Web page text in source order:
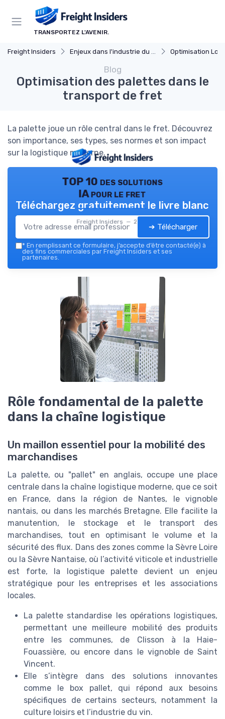
TRANSPORTEZ L'AVENIR.
Freight Insiders Enjeux dans l'industrie du fret Optimisation
Blog
Optimisation des palettes dans le
transport de fret
La palette joue un rôle central dans le fret. Découvrez
son importance, ses types, ses normes et son impact
sur la logistique moderne.
TOP 10 des solutions
IA pour le fret
Freight Insiders — 2026
Téléchargez gratuitement le livre blanc
➔ Télécharger
* En remplissant ce formulaire, j’accepte d’être contacté(e) à
des fins commerciales par Freight Insiders et ses
partenaires.
Rôle fondamental de la palette
dans la chaîne logistique
Un maillon essentiel pour la mobilité des
marchandises
La palette, ou "pallet" en anglais, occupe une place
centrale dans la chaîne logistique moderne, que ce soit
en France, dans la région de Nantes, le vignoble
nantais, ou dans les marchés Bretagne. Elle facilite la
manutention, le stockage et le transport des
marchandises, tout en optimisant le volume et la
sécurité des flux. Dans des zones comme la Sèvre Loire
ou la Sèvre Nantaise, où l’activité viticole et industrielle
est forte, la logistique palette devient un enjeu
stratégique pour les entreprises et les associations
locales.
La palette standardise les opérations logistiques,
permettant une meilleure mobilité des produits
entre les communes, de Clisson à la Haie-
Fouassière, ou encore dans le vignoble de Saint
Vincent.
Elle s’intègre dans des solutions innovantes
comme le box pallet, qui répond aux besoins
spécifiques de certains secteurs, notamment la
culture loisirs et l’industrie du vin.
Panneau de gestion des cookies